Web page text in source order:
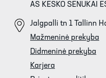
AS KESKO SENUKAI
Jalgpalli tn 1 Tallinn
Mažmeninė prekyba
Didmeninė prekyba
Karjera